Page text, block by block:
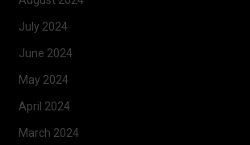
July 2024
June 2024
May 2024
April 2024
March 2024